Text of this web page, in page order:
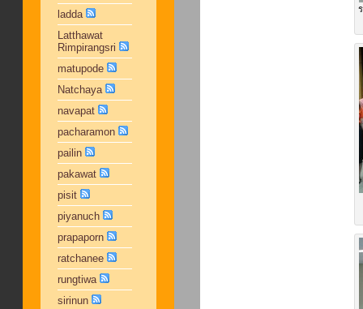
ladda
Latthawat
Rimpirangsri
matupode
Natchaya
navapat
pacharamon
pailin
pakawat
pisit
piyanuch
prapaporn
ratchanee
rungtiwa
sirinun